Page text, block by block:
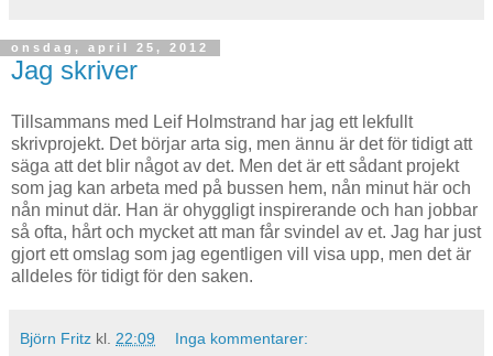
onsdag, april 25, 2012
Jag skriver
Tillsammans med Leif Holmstrand har jag ett lekfullt
skrivprojekt. Det börjar arta sig, men ännu är det för tidigt att
säga att det blir något av det. Men det är ett sådant projekt
som jag kan arbeta med på bussen hem, nån minut här och
nån minut där. Han är ohyggligt inspirerande och han jobbar
så ofta, hårt och mycket att man får svindel av et. Jag har just
gjort ett omslag som jag egentligen vill visa upp, men det är
alldeles för tidigt för den saken.
Björn Fritz kl. 22:09 Inga kommentarer: